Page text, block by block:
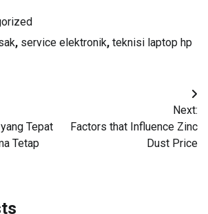
, service elektronik, teknisi laptop hp
Tepat
Tetap
Next:
Factors that Influence Zinc
Dust Price